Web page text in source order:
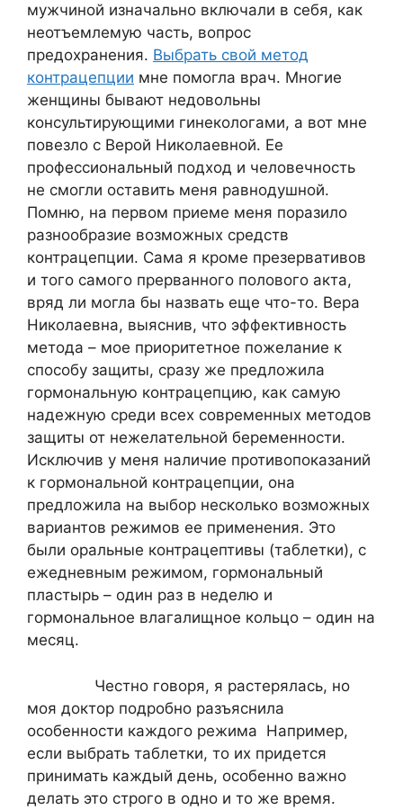
мужчиной изначально включали в себя, как
неотъемлемую часть, вопрос
предохранения. Выбрать свой метод
контрацепции мне помогла врач. Многие
женщины бывают недовольны
консультирующими гинекологами, а вот мне
повезло с Верой Николаевной. Ее
профессиональный подход и человечность
не смогли оставить меня равнодушной.
Помню, на первом приеме меня поразило
разнообразие возможных средств
контрацепции. Сама я кроме презервативов
и того самого прерванного полового акта,
вряд ли могла бы назвать еще что-то. Вера
Николаевна, выяснив, что эффективность
метода – мое приоритетное пожелание к
способу защиты, сразу же предложила
гормональную контрацепцию, как самую
надежную среди всех современных методов
защиты от нежелательной беременности.
Исключив у меня наличие противопоказаний
к гормональной контрацепции, она
предложила на выбор несколько возможных
вариантов режимов ее применения. Это
были оральные контрацептивы (таблетки), с
ежедневным режимом, гормональный
пластырь – один раз в неделю и
гормональное влагалищное кольцо – один на
месяц.
Честно говоря, я растерялась, но
моя доктор подробно разъяснила
особенности каждого режима Например,
если выбрать таблетки, то их придется
принимать каждый день, особенно важно
делать это строго в одно и то же время.